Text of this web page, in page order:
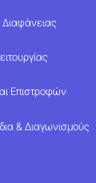
Διαφάνειας
Επιστροφών
& Διαγωνισμούς